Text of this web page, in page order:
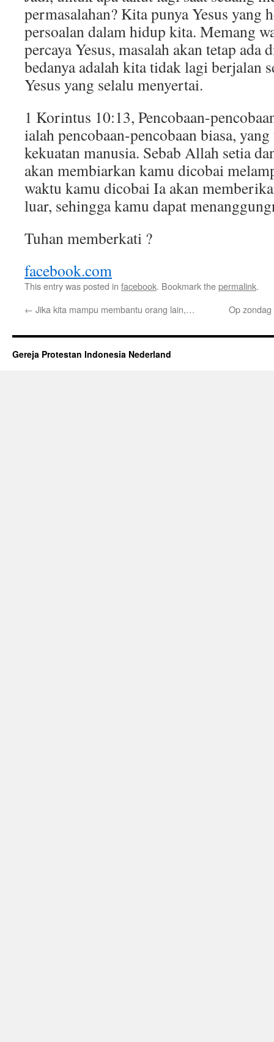
permasalahan? Kita punya Yesus yang
persoalan dalam hidup kita. Memang
percaya Yesus, masalah akan tetap
bedanya adalah kita tidak lagi berjalan
Yesus yang selalu menyertai.
1 Korintus 10:13, Pencobaan-
ialah pencobaan-pencobaan biasa,
kekuatan manusia. Sebab Allah setia
akan membiarkan kamu dicobai
waktu kamu dicobai Ia akan
luar, sehingga kamu dapat
Tuhan memberkati ?
facebook.com
This entry was posted in facebook. Bookmark thepermalink.
← Jika kita mampu membantu orang lain,… Op
Gereja Protestan Indonesia Nederland